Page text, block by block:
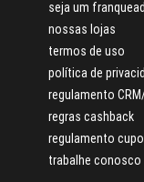
seja um
nossas lojas
termos de uso
política de
regulamento
regras cashback
regulamento
trabalhe conosco